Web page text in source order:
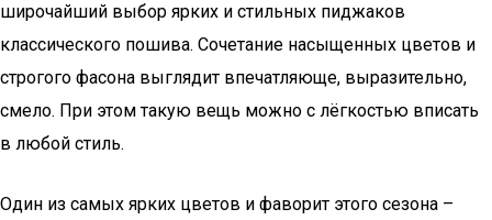
широчайший выбор ярких и стильных пиджаков
классического пошива. Сочетание насыщенных цветов и
строгого фасона выглядит впечатляюще, выразительно,
смело. При этом такую вещь можно с лёгкостью вписать
в любой стиль.
Один из самых ярких цветов и фаворит этого сезона –